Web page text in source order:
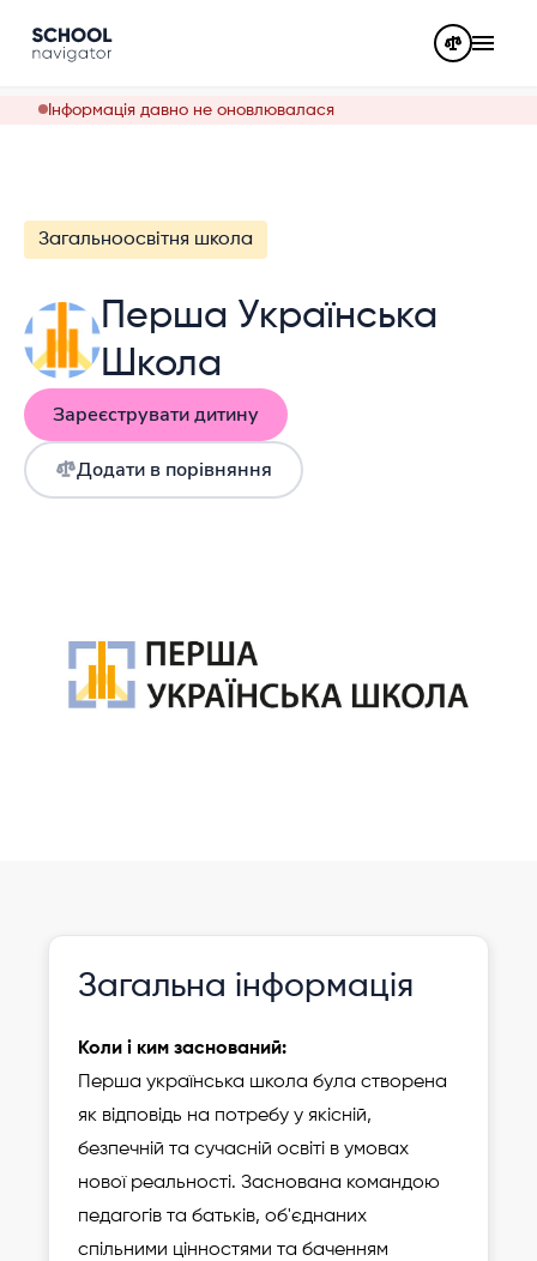
Інформація давно не оновлювалася
Загальноосвітня школа
Перша Українська
Школа
Зареєструвати дитину
Додати в порівняння
Зареєструвати
дитину
Загальна інформація
Коли і ким заснований:
Перша українська школа була створена
як відповідь на потребу у якісній,
безпечній та сучасній освіті в умовах
нової реальності. Заснована командою
педагогів та батьків, об'єднаних
спільними цінностями та баченням